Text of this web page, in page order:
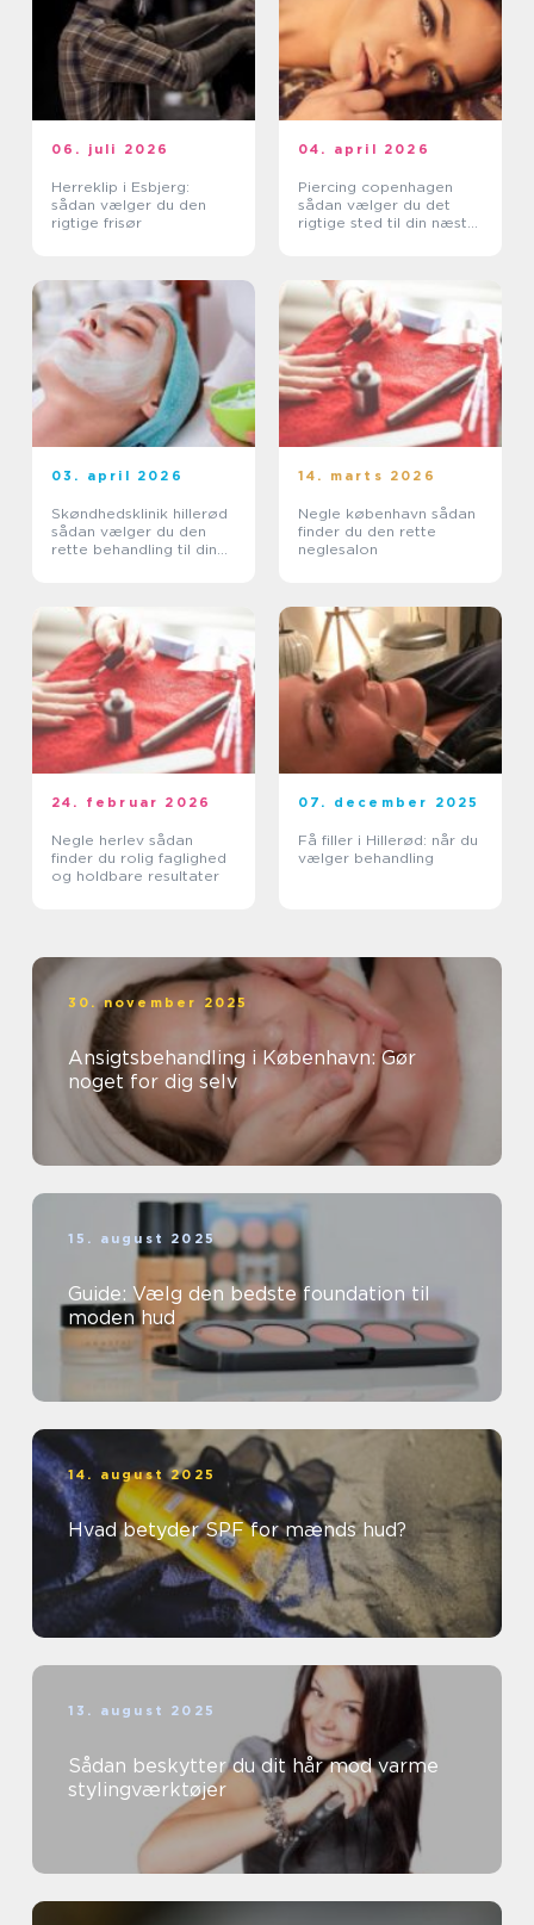
06. juli 2026
Herreklip i Esbjerg:
sådan vælger du den
rigtige frisør
04. april 2026
Piercing copenhagen
sådan vælger du det
rigtige sted til din næste
03. april 2026
Skøndhedsklinik hillerød
sådan vælger du den
rette behandling til din
14. marts 2026
Negle københavn sådan
finder du den rette
neglesalon
24. februar 2026
Negle herlev sådan
finder du rolig faglighed
og holdbare resultater
07. december 2025
Få filler i Hillerød: når du
vælger behandling
30. november 2025
Ansigtsbehandling i København: Gør
noget for dig selv
15. august 2025
Guide: Vælg den bedste foundation til
moden hud
14. august 2025
Hvad betyder SPF for mænds hud?
13. august 2025
Sådan beskytter du dit hår mod varme
stylingværktøjer